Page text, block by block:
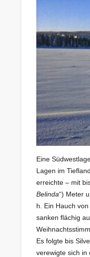
Eine Südwestlage
Lagen im
erreichte – mit
Belinda“) Meter
h. Ein Hauch
sanken flächig
Es folgte bis
verewigte sich in